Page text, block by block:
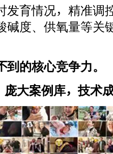
发育情况，精准调
碱度、供氧量等关
的核心竞争力。
庞大案例库，技术